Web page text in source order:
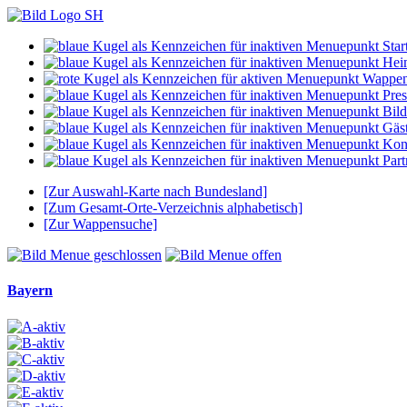
[Zur Auswahl-Karte nach Bundesland]
[Zum Gesamt-Orte-Verzeichnis alphabetisch]
[Zur Wappensuche]
Bayern